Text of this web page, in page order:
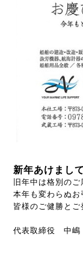
新年あけまし
旧年中は格別の
本年も変わらぬお
皆様のご健勝とご
代表取締役 中